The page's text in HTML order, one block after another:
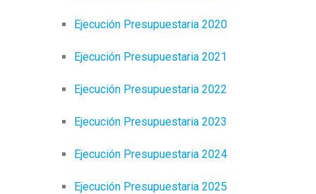
Ejecución Presupuestaria 2020
Ejecución Presupuestaria 2021
Ejecución Presupuestaria 2022
Ejecución Presupuestaria 2023
Ejecución Presupuestaria 2024
Ejecución Presupuestaria 2025